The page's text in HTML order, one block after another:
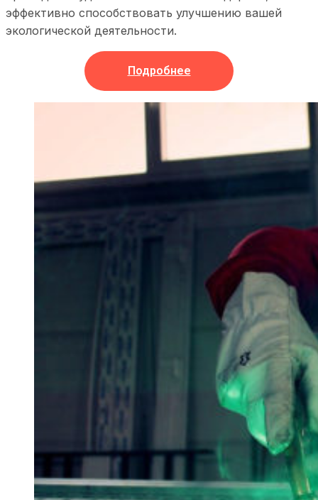
эффективно способствовать улучшению вашей
экологической деятельности.
Подробнее